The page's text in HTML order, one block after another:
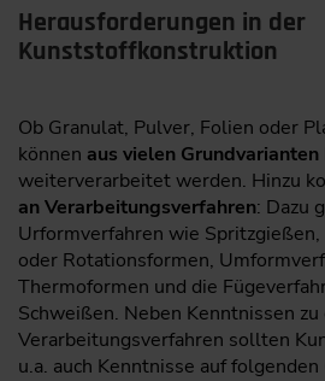
Herausforderungen in der
Kunststoffkonstruktion
Ob Granulat, Pulver, Folien oder
können aus vielen Grundvarianten
weiterverarbeitet werden. Hinzu
an Verarbeitungsverfahren: Dazu
Urformverfahren wie Spritzgießen,
oder Rotationsformen,
Thermoformen und die
Schweißen. Neben Kenntnissen zu
Verarbeitungsverfahren sollten
u.a. auch Kenntnisse auf